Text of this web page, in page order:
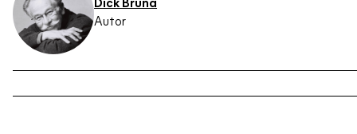
Dick Bruna
Autor